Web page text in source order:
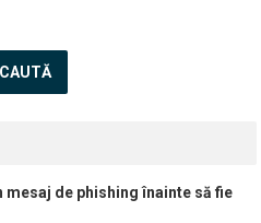
mesaj de phishing înainte să fie